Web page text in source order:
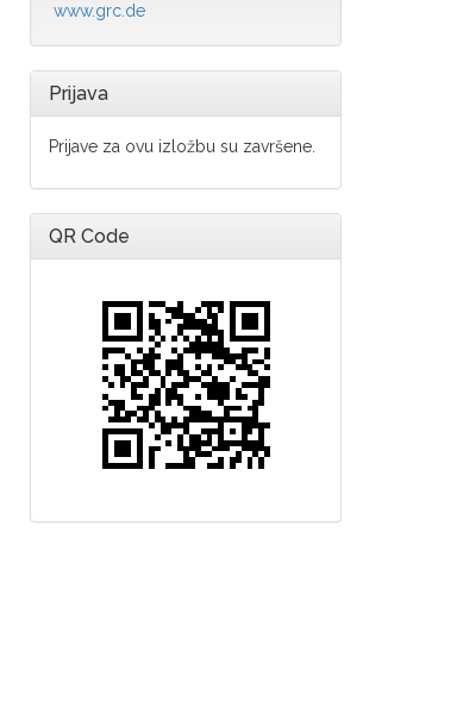
www.grc.de
Prijava
Prijave za ovu izložbu su završene.
QR Code